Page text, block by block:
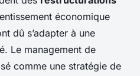
économique
dû s’adapter à une
Le management de
comme une stratégie de